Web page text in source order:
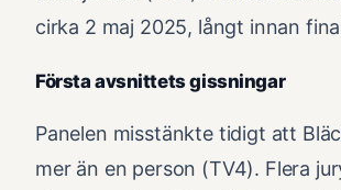
cirka 2 maj 2025, långt innan
Första avsnittets gissningar
Panelen misstänkte tidigt att
mer än en person (TV4). Flera